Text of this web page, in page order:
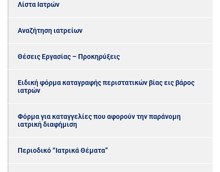
Λίστα Ιατρών
Αναζήτηση ιατρείων
Θέσεις Εργασίας – Προκηρύξεις
Ειδική φόρμα καταγραφής περιστατικών βίας εις βάρος
ιατρών
Φόρμα για καταγγελίες που αφορούν την παράνομη
ιατρική διαφήμιση
Περιοδικό “Ιατρικά Θέματα”